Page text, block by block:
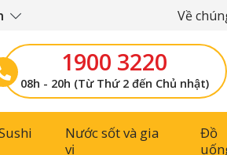
Về
1900 3220
08h - 20h (Từ Thứ 2 đến Chủ nhật)
Nước sốt và gia
vị
Đồ